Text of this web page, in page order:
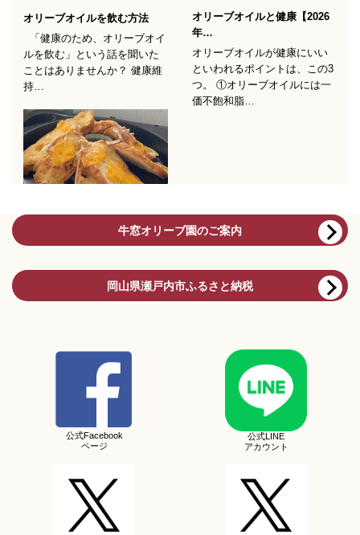
牛窓オリーブ園のご案内
岡山県瀬戸内市ふるさと納税
公式Facebook
ページ
公式LINE
アカウント